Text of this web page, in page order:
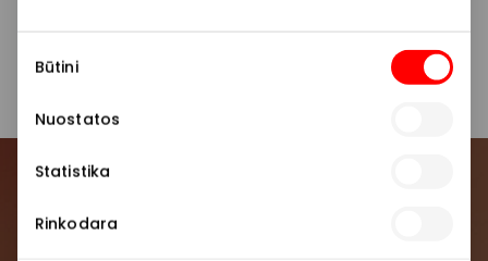
pasirinkimas
Būtini
Nuostatos
Statistika
Rinkodara
Paslaugos